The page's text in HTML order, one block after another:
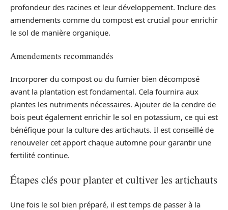
profondeur des racines et leur développement. Inclure des
amendements comme du compost est crucial pour enrichir
le sol de manière organique.
Amendements recommandés
Incorporer du compost ou du fumier bien décomposé
avant la plantation est fondamental. Cela fournira aux
plantes les nutriments nécessaires. Ajouter de la cendre de
bois peut également enrichir le sol en potassium, ce qui est
bénéfique pour la culture des artichauts. Il est conseillé de
renouveler cet apport chaque automne pour garantir une
fertilité continue.
Étapes clés pour planter et cultiver les artichauts
Une fois le sol bien préparé, il est temps de passer à la